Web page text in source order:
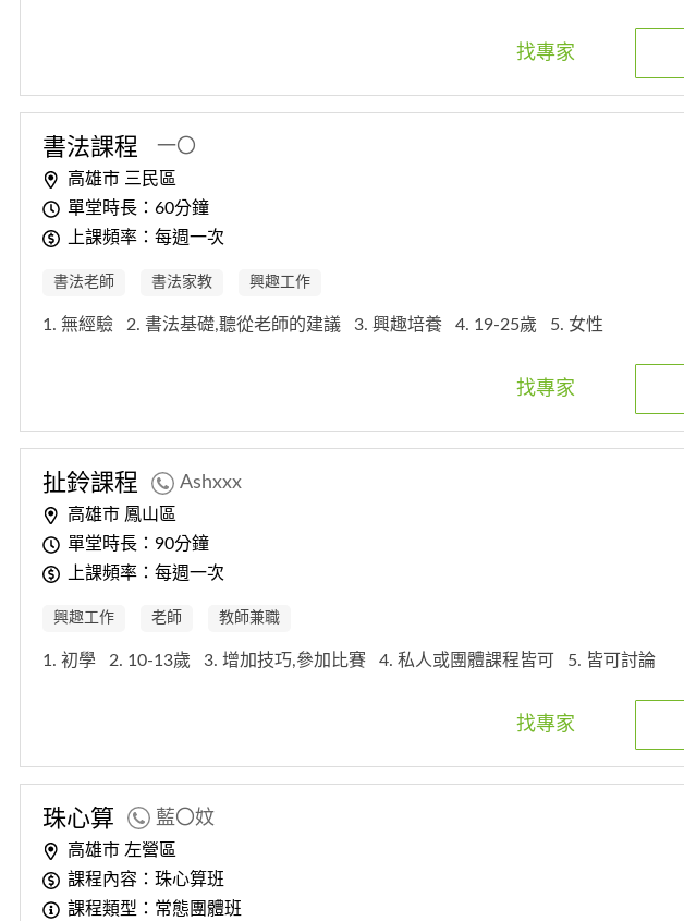
找專家
書法課程 一〇
高雄市 三民區
單堂時長：60分鐘
上課頻率：每週一次
書法老師 書法家教 興趣工作
1. 無經驗 2. 書法基礎,聽從老師的建議 3. 興趣培養 4. 19-25歲 5. 女性
找專家
扯鈴課程 Ashxxx
高雄市 鳳山區
單堂時長：90分鐘
上課頻率：每週一次
興趣工作 老師 教師兼職
1. 初學 2. 10-13歲 3. 增加技巧,參加比賽 4. 私人或團體課程皆可 5. 皆可討論
找專家
珠心算 藍〇妏
高雄市 左營區
課程內容：珠心算班
課程類型：常態團體班